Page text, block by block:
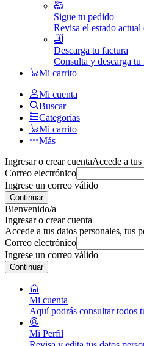
Sigue tu pedido
Revisa el estado
Descarga tu factura
Consulta y descarga tu
Mi carrito
Mi cuenta
Buscar
Categorías
Mi carrito
Más
Ingresar o crear cuentaAccede a
Correo electrónico
Ingrese un correo válido
Continuar
Bienvenido/a
Ingresar o crear cuenta
Accede a tus datos personales, tus
Correo electrónico
Ingrese un correo válido
Continuar
Mi cuenta
Aquí podrás consultar todos
Mi Perfil